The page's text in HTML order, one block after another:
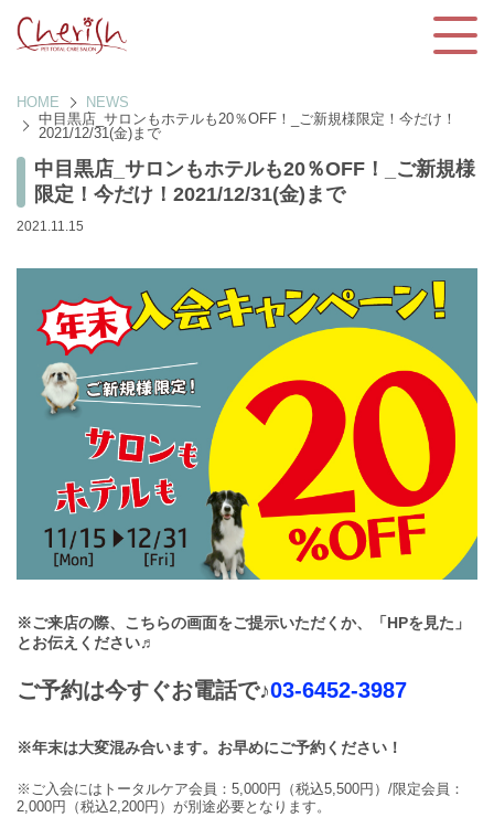
HOME
NEWS
中目黒店_サロンもホテルも20％OFF！_ご新規様限定！今だけ！
2021/12/31(金)まで
中目黒店_サロンもホテルも20％OFF！_ご新規様
限定！今だけ！2021/12/31(金)まで
2021.11.15
※ご来店の際、こちらの画面をご提示いただくか、「HPを見た」
とお伝えください♬
ご予約は今すぐお電話で♪03-6452-3987
※年末は大変混み合います。お早めにご予約ください！
※ご入会にはトータルケア会員：5,000円（税込5,500円）/限定会員：
2,000円（税込2,200円）が別途必要となります。